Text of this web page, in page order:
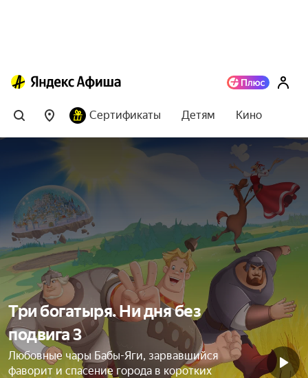
Сертификаты Детям Кино
Три богатыря. Ни дня без
подвига 3
Любовные чары Бабы-Яги, зарвавшийся
фаворит и спасение города в коротких